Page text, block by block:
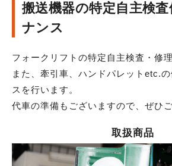
搬送機器の特定自主検
ナンス
フォークリフトの特定自主検査・修
また、牽引車、ハンドパレットetc.
スを行います。
代車の準備もございますので、ぜひ
取扱商品